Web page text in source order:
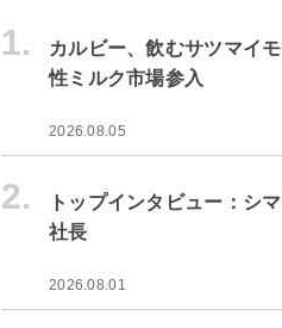
1.
カルビー、飲むサツマイ
性ミルク市場参入
2026.08.05
2.
トップインタビュー：シ
社長
2026.08.01